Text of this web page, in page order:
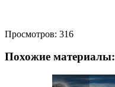
Просмотров: 316
Похожие материалы: